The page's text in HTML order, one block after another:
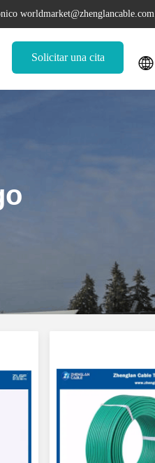
worldmarket@zhenglancable.com
Solicitar una cita 